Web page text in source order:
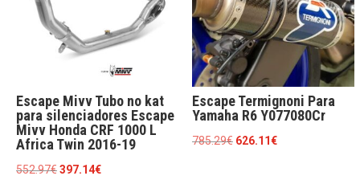
Escape Mivv Tubo no kat
para silenciadores Escape
Mivv Honda CRF 1000 L
Africa Twin 2016-19
552.97€El
397.14€El
Escape Termignoni Para
Yamaha R6 Y077080Cr
785.29€ El
626.11€El